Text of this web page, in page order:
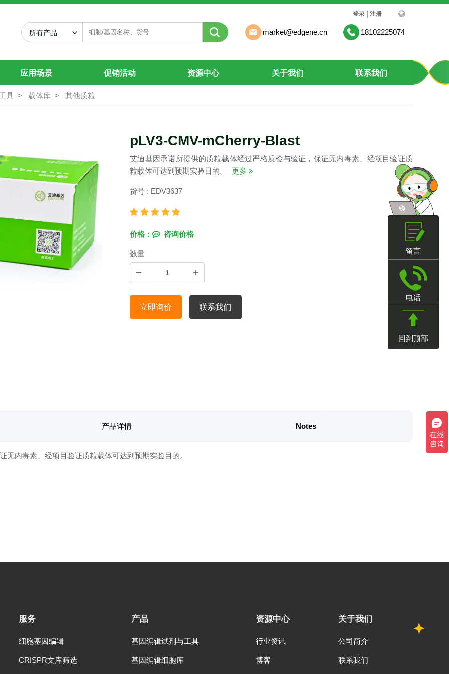
所有产品 market@edgene.cn 18102225074
登录 | 注册
应用场景 促销活动 资源中心 关于我们 联系我们
具 载体库 其他质粒
pLV3-CMV-mCherry-Blast
艾迪基因承诺所提供的质粒载体经过严格质检与验证，保证无内毒素、经项目验证质
粒载体可达到预期实验目的。
更多
货号 : EDV3637
价格： 咨询价格
数量
立即询价 联系我们
产品详情 Notes
内毒素、经项目验证质粒载体可达到预期实验目的。
留言
电话
回到顶部
服务
细胞基因编辑
CRISPR文库筛选
产品
基因编辑试剂与工具
基因编辑细胞库
资源中心
行业资讯
博客
关于我们
公司简介
联系我们